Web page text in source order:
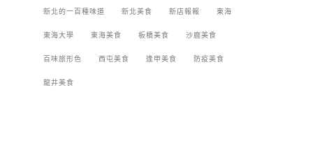
新北的一百種味道 新北美食 新店報報 東海
東海大學 東海美食 板橋美食 沙鹿美食
百味旅形色 西屯美食 逢甲美食 防疫美食
龍井美食